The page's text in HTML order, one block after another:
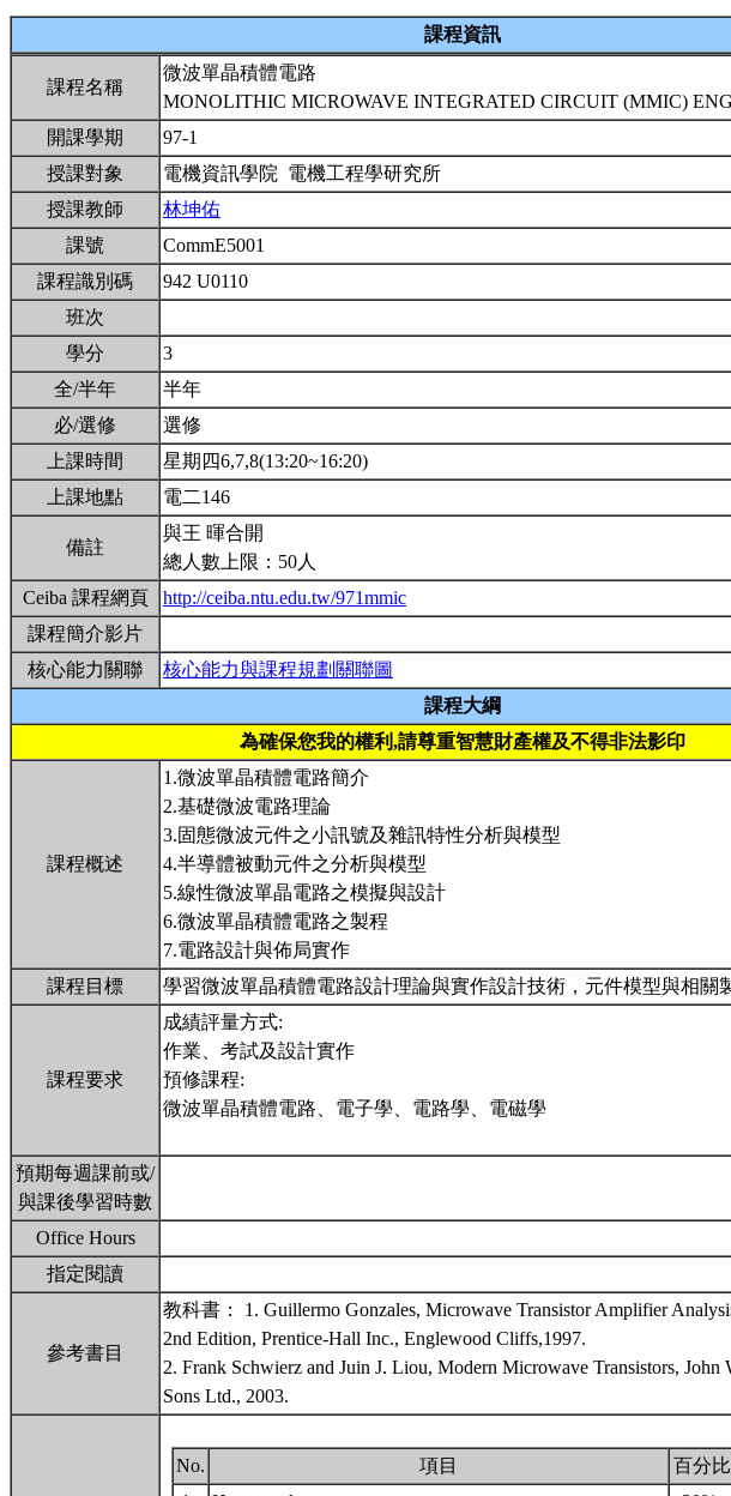
課程資訊
課程名稱
微波單晶積體電路
MONOLITHIC MICROWAVE INTEGRATED CIRCUIT (MMIC)
開課學期
97-1
授課對象
電機資訊學院 電機工程學研究所
授課教師
林坤佑
課號
CommE5001
課程識別碼
942 U0110
班次
學分
3
全/半年
半年
必/選修
選修
上課時間
星期四6,7,8(13:20~16:20)
上課地點
電二146
備註
與王 暉合開
總人數上限：50人
Ceiba 課程網頁
http://ceiba.ntu.edu.tw/971mmic
課程簡介影片
核心能力關聯
核心能力與課程規劃關聯圖
課程大綱
為確保您我的權利,請尊重智慧財產權及不得非法影印
課程概述
1.微波單晶積體電路簡介
2.基礎微波電路理論
3.固態微波元件之小訊號及雜訊特性分析與模型
4.半導體被動元件之分析與模型
5.線性微波單晶電路之模擬與設計
6.微波單晶積體電路之製程
7.電路設計與佈局實作
課程目標
學習微波單晶積體電路設計理論與實作設計技術，元件模型與相關
課程要求
成績評量方式:
作業、考試及設計實作
預修課程:
微波單晶積體電路、電子學、電路學、電磁學
預期每週課前或/
與課後學習時數
Office Hours
指定閱讀
參考書目
教科書： 1. Guillermo Gonzales, Microwave Transistor Amplifier
2nd Edition, Prentice-Hall Inc., Englewood Cliffs,1997.
2. Frank Schwierz and Juin J. Liou, Modern Microwave Transistors, John
Sons Ltd., 2003.
No. 項目
百分比